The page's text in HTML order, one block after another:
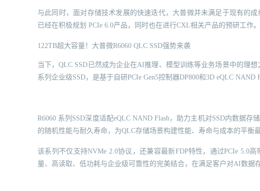
与此同时，面对存储技术发展的快速迭代，大普微并未满足于现有的
已经在积极规划 PCIe 6.0产品，同时也在进行CXL相关产品的预研工作。
122TB超大容量！大普微R6060 QLC SSD强势来袭
当下，QLC SSD已然成为企业在AI推理、模型训练等业务场景中的理想
系列企业级SSD，是基于自研PCIe Gen5控制器DP800和3D eQLC NAND
R6060 系列SSD深度适配eQLC NAND Flash，助力主机对SSD内数据
的随机性能与耐久寿命，为QLC存储场景构建性能、寿命与成本的平衡最
该系列不仅支持NVMe 2.0协议，还兼容最新FDP特性，通过PCIe 5.0
量、高读取、低功耗与企业级可靠性的完美结合，在满足客户对AI数据